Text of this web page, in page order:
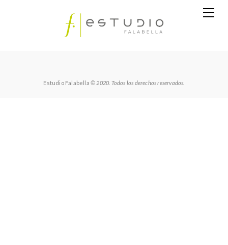
Estudio Falabella © 2020. Todos los derechos reservados.